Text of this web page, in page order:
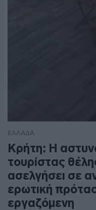
ΕΛΛΑΔΑ
Κρήτη: Η
τουρίστας
ασελγήσει σε
ερωτική
εργαζόμενη